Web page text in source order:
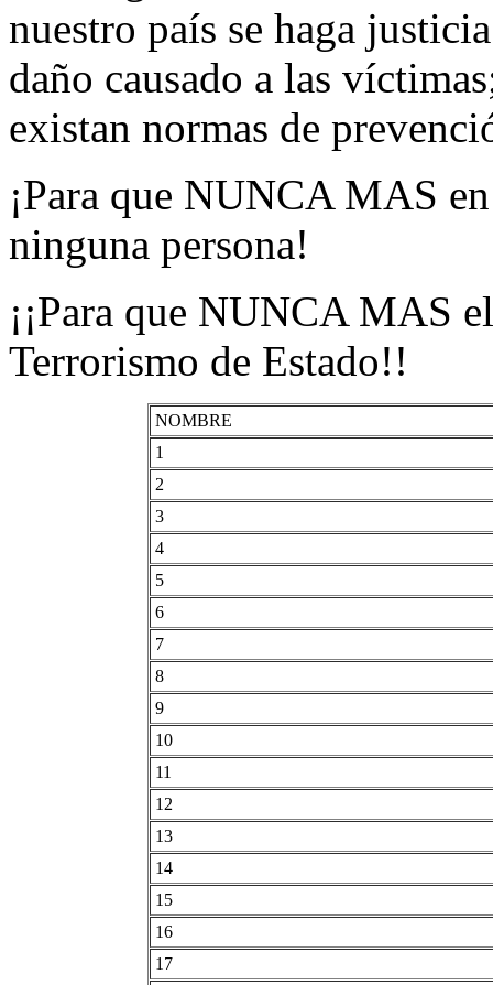
nuestro país se haga
daño causado a las
existan normas de
¡Para que NUNCA MAS
ninguna persona!
¡¡Para que NUNCA MAS
Terrorismo de Estado!!
NOMBRE
1
2
3
4
5
6
7
8
9
10
11
12
13
14
15
16
17